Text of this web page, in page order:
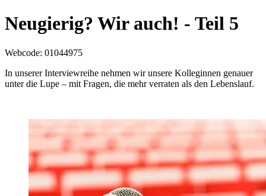
Neugierig? Wir auch! - Teil 5
Webcode: 01044975
In unserer Interviewreihe nehmen wir unsere Kolleginnen genauer
unter die Lupe – mit Fragen, die mehr verraten als den Lebenslauf.